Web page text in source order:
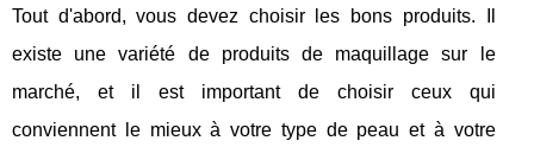
Tout d'abord, vous devez choisir les bons produits. Il
existe une variété de produits de maquillage sur le
marché, et il est important de choisir ceux qui
conviennent le mieux à votre type de peau et à votre